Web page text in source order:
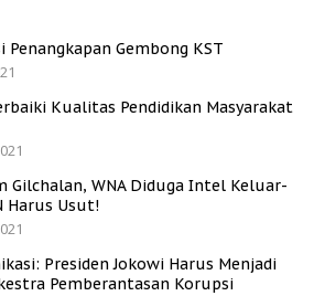
Penangkapan Gembong KST
Kualitas Pendidikan Masyarakat
Gilchalan, WNA Diduga Intel Keluar-
Harus Usut!
Presiden Jokowi Harus Menjadi
Pemberantasan Korupsi